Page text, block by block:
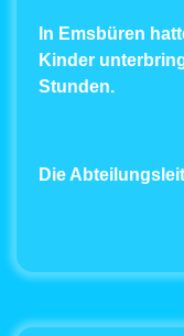
In Emsbüren
Kinder
Stunden.
Die